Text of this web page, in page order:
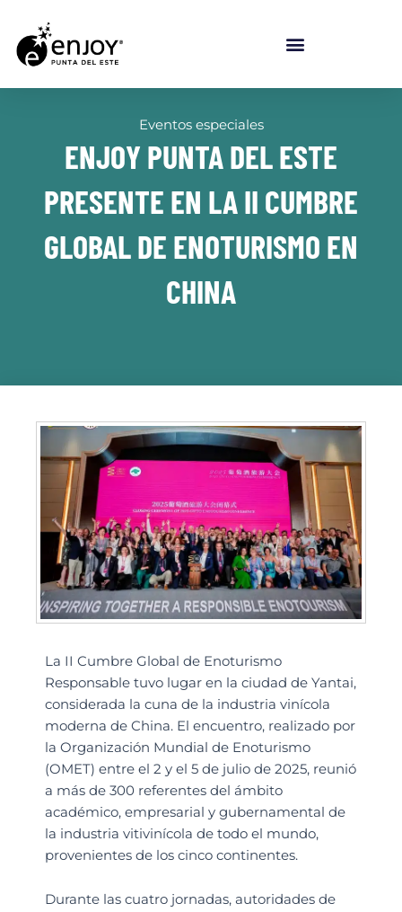
Eventos especiales
ENJOY PUNTA DEL ESTE
PRESENTE EN LA II CUMBRE
GLOBAL DE ENOTURISMO EN
CHINA
La II Cumbre Global de Enoturismo
Responsable tuvo lugar en la ciudad de Yantai,
considerada la cuna de la industria vinícola
moderna de China. El encuentro, realizado por
la Organización Mundial de Enoturismo
(OMET) entre el 2 y el 5 de julio de 2025, reunió
a más de 300 referentes del ámbito
académico, empresarial y gubernamental de
la industria vitivinícola de todo el mundo,
provenientes de los cinco continentes.
Durante las cuatro jornadas, autoridades de